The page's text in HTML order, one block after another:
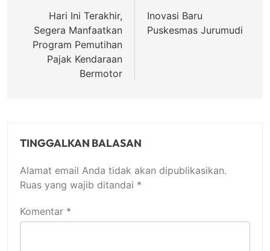
Hari Ini Terakhir,
Segera Manfaatkan
Program Pemutihan
Pajak Kendaraan
Bermotor
Inovasi Baru
Puskesmas Jurumudi
TINGGALKAN BALASAN
Alamat email Anda tidak akan dipublikasikan.
Ruas yang wajib ditandai *
Komentar *